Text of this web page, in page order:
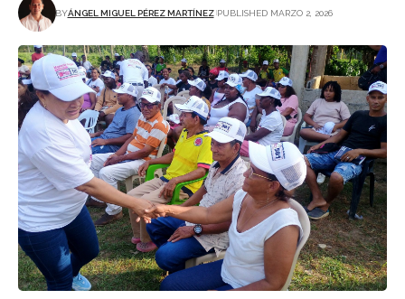
BYÁNGEL MIGUEL PÉREZ MARTÍNEZ PUBLISHED MARZO 2, 2026